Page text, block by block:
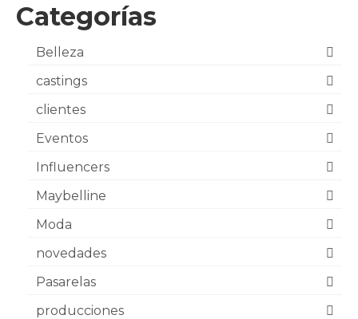
Categorías
Belleza
castings
clientes
Eventos
Influencers
Maybelline
Moda
novedades
Pasarelas
producciones